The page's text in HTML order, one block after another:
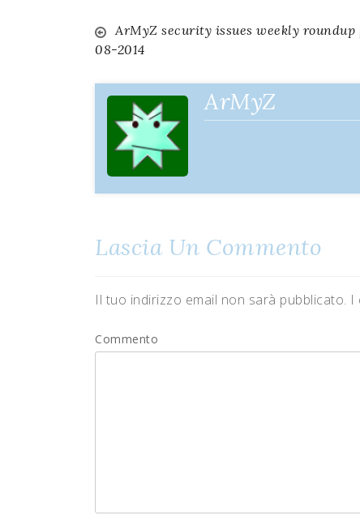
Navigazione
articoli
ArMyZ security issues weekly roundup
08-2014
ArMyZ
Lascia Un Commento
Il tuo indirizzo email non sarà pubblicato. I
Commento